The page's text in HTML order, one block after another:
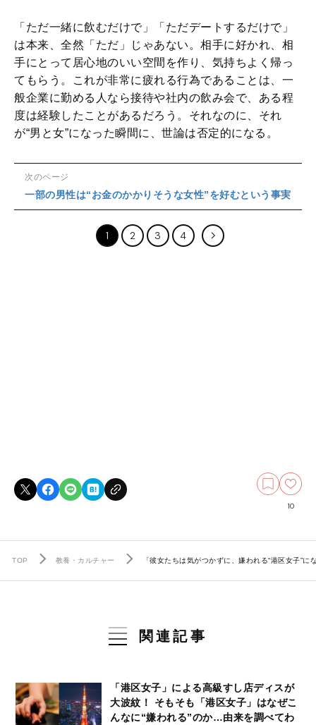
「ただ一緒に飲むだけで」「ただデートするだけで」
は本来、全然「ただ」じゃあない。相手に好かれ、相
手にとって居心地のいい空間を作り、気持ちよく帰っ
てもらう。これが非常に疲れる行為であることは、一
般企業に勤める人なら接待や社内の飲み会で、ある程
度は経験したことがあるだろう。それなのに、それ
が“男と女”になった瞬間に、世論は否定的になる。
次のページ
一部の男性は“お金のかかりそうな女性”を好むという事実
1 2 3 4
10
TOP 教養・カルチャー 「彼女たちは気がつかずに、嫌われる“港区女子”
関連記事
「港区女子」による高級すし店ディスが
大波紋！ そもそも「港区女子」はなぜこ
んなに“嫌われる”のか…由来を調べてわ